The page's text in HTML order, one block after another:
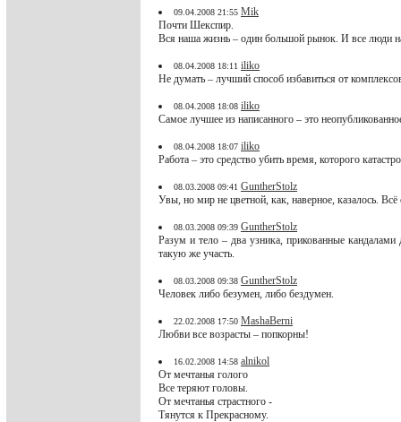
09.04.2008 21:55 Mik
Почти Шекспир.
Вся наша жизнь – один большой рынок. И все люди
08.04.2008 18:11 iliko
Не думать – лучший способ избавиться от
08.04.2008 18:08 iliko
Самое лучшее из написанного – это
08.04.2008 18:07 iliko
Работа – это средство убить время, которого
08.03.2008 09:41 GuntherStolz
Увы, но мир не цветной, как, наверное, казалось.
08.03.2008 09:39 GuntherStolz
Разум и тело – два узника, прикованные
такую же участь.
08.03.2008 09:38 GuntherStolz
Человек либо безумен, либо бездумен.
22.02.2008 17:50 MashaBerni
Любви все возрасты – попкорны!
16.02.2008 14:58 alnikol
От мечтанья голого
Все теряют головы.
От мечтанья страстного -
Тянутся к Прекрасному.